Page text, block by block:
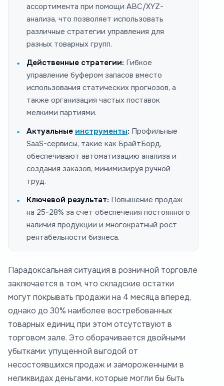
ассортимента при помощи ABC/XYZ-
анализа, что позволяет использовать
различные стратегии управления для
разных товарных групп.
Действенные стратегии: Гибкое
управление буфером запасов вместо
использования статических прогнозов, а
также организация частых поставок
мелкими партиями.
Актуальные инструменты: Профильные
SaaS-сервисы, такие как БрайтБорд,
обеспечивают автоматизацию анализа и
создания заказов, минимизируя ручной
труд.
Ключевой результат: Повышение продаж
на 25-28% за счет обеспечения постоянного
наличия продукции и многократный рост
рентабельности бизнеса.
Парадоксальная ситуация в розничной торговле
заключается в том, что складские остатки
могут покрывать продажи на 4 месяца вперед,
однако до 30% наиболее востребованных
товарных единиц при этом отсутствуют в
торговом зале. Это оборачивается двойными
убытками: упущенной выгодой от
несостоявшихся продаж и замороженными в
неликвидах деньгами, которые могли бы быть